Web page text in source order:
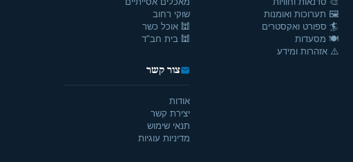
🖼️ תערוכות ואומנות
🏄 ספורט ואקסטרים
🍽️ מסעדות
⚠️ אזהרות ומידע
שוקי רחוב
🕍 אוכל כשר
🕍 בית חב"ד
צור קשר
אודות
יצירת קשר
תנאי שימוש
מדיניות עוגיות